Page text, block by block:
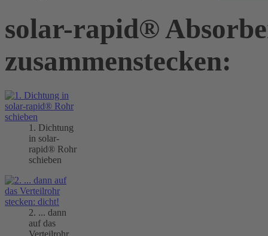
solar-rapid®
zusammenstecken:
1. Dichtung
in solar-
rapid® Rohr
schieben
2. ... dann
auf das
Verteilrohr